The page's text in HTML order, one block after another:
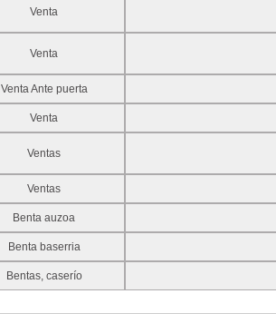
Venta
Venta
Venta Ante puerta
Venta
Ventas
Ventas
Benta auzoa
Benta baserria
Bentas, caserío